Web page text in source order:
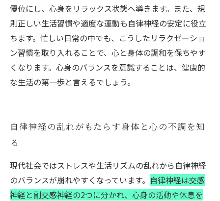
優位にし、心身をリラックス状態へ導きます。また、規
則正しい生活習慣や適度な運動も自律神経の安定に役立
ちます。忙しい日常の中でも、こうしたリラクゼーショ
ン習慣を取り入れることで、心と身体の調和を保ちやす
くなります。心身のバランスを意識することは、健康的
な生活の第一歩と言えるでしょう。
自律神経の乱れがもたらす身体と心の不調を知
る
現代社会ではストレスや生活リズムの乱れから自律神経
のバランスが崩れやすくなっています。 自律神経は交感
神経と副交感神経の2つに分かれ、心身の活動や休息を